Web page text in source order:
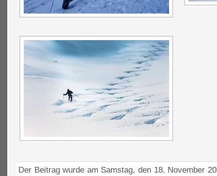
Der Beitrag wurde am Samstag, den 18. November